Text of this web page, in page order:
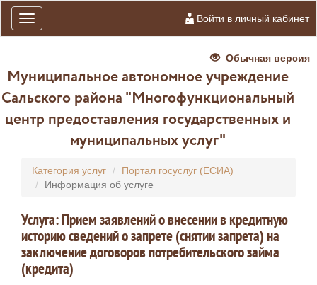
Toggle
navigation
Войти в личный кабинет
Обычная версия
Муниципальное автономное учреждение
Сальского района "Многофункциональный
центр предоставления государственных и
муниципальных услуг"
Категория услуг
Портал госуслуг (ЕСИА)
Информация об услуге
Услуга: Прием заявлений о внесении в кредитную
историю сведений о запрете (снятии запрета) на
заключение договоров потребительского займа
(кредита)